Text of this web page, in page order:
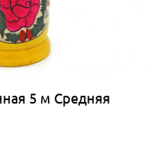
5 м Средняя